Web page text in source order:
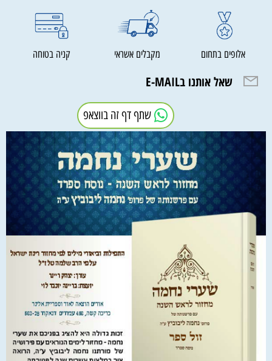
אלופים בתחום מקבלים אשראי קניה בטוחה
שאל אותנו בE-MAIL
שתף דף זה בווצאפ